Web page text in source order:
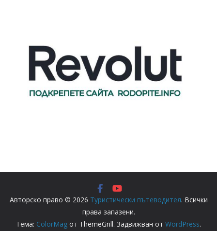
Авторско право © 2026 Туристически пътеводител. Всички
права запазени.
Тема: ColorMag от ThemeGrill. Задвижван от WordPress.